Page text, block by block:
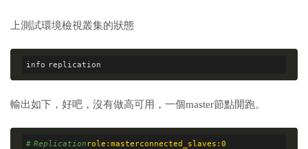
上測試環境檢視叢集的狀態
info replication
輸出如下，好吧，沒有做高可用，一個master節點開跑。
# Replication role:masterconnected_slaves:0